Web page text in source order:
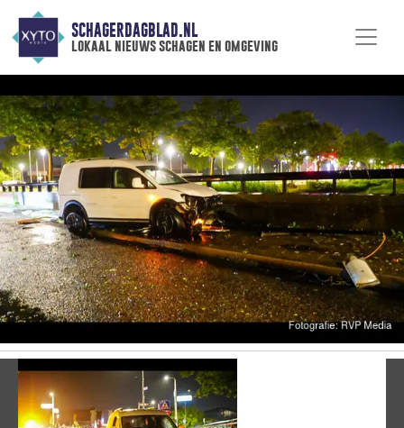
SCHAGERDAGBLAD.NL
lokaal nieuws schagen en omgeving